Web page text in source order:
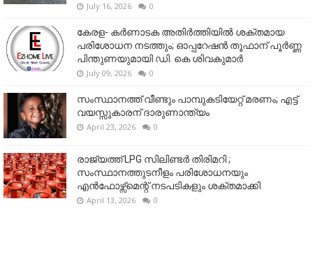
July 16, 2026 0
കേരള- കർണാടക അതിർത്തിയിൽ ശക്തമായ
പരിശോധന നടത്തും; ഓപ്പറേഷൻ തൂഫാന് പൂർണ്ണ
പിന്തുണയുമായി ഡി. കെ ശിവകുമാർ
July 09, 2026 0
സംസ്ഥാനത്ത് വീണ്ടും പാമ്പുകടിയേറ്റ് മരണം; എട്ട്
വയസ്സുകാരന് ദാരുണാന്ത്യം
April 23, 2026 0
രാജ്യത്ത് LPG സിലിണ്ടർ തിരിമറി ;
സംസ്ഥാനത്തുടനീളം പരിശോധനയും
എൻഫോഴ്സ്മെന്റ് നടപടികളും ശക്തമാക്കി
April 13, 2026 0